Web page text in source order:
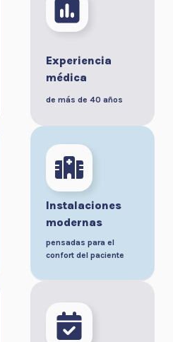
Experiencia
médica
de más de 40 años
Instalaciones
modernas
pensadas para el
confort del paciente